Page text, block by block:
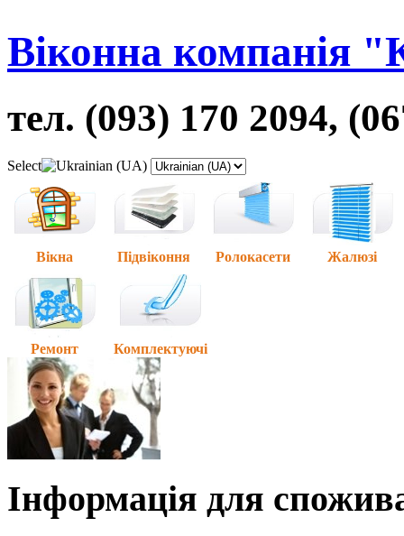
Віконна компанія
тел. (093) 170 2094,
Select
Вікна Підвіконня Ролокасети Жалюзі
Ремонт Комплектуючі
Інформація для